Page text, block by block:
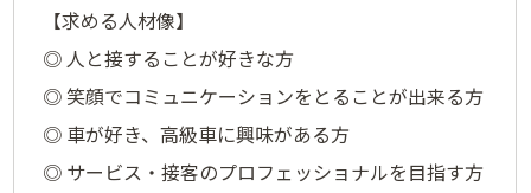
【求める人材像】
◎ 人と接することが好きな方
◎ 笑顔でコミュニケーションをとることが出来る方
◎ ⾞が好き、⾼級⾞に興味がある方
◎ サービス・接客のプロフェッショナルを目指す方